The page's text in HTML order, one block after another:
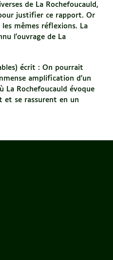
de La Rochefoucauld,
justifier ce rapport. Or
mêmes réflexions. La
l'ouvrage de La
écrit : On pourrait
amplification d'un
La Rochefoucauld évoque
et se rassurent en un